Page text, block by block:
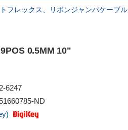
フレックス、リボンジャンパケーブル
0.5MM 10"
6247
ND